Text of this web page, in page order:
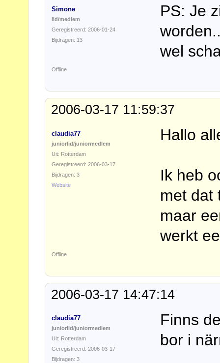
Simone
lid/medlem
Geregistreerd: 2006-01-24
Bijdragen: 13
PS: Je
wel
Offline
2006-03-17 11:59:37
claudia77
juniorlid/juniormedlem
Uit: Rotterdam
Geregistreerd: 2006-03-17
Bijdragen: 3
Website
Hallo
Ik heb
met dat
maar
werkt
Offline
2006-03-17 14:47:14
claudia77
juniorlid/juniormedlem
Uit: Rotterdam
Geregistreerd: 2006-03-17
Bijdragen: 3
Finns
bor i